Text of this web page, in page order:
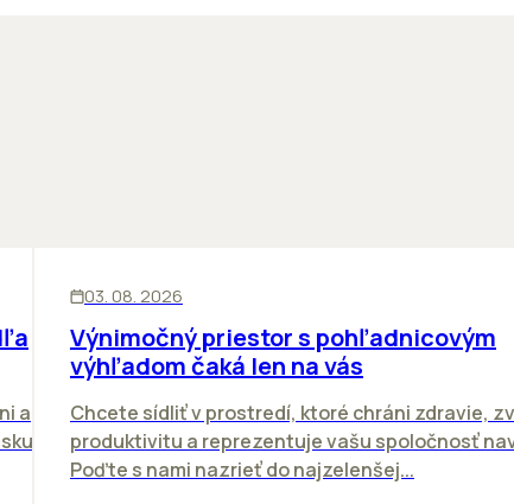
a
03. 08. 2026
Výnimočný priestor s pohľadnicovým
výhľadom čaká len na vás
Chcete sídliť v prostredí, ktoré chráni zdravie,
produktivitu a reprezentuje vašu spoločnosť
Poďte s nami nazrieť do najzelenšej...